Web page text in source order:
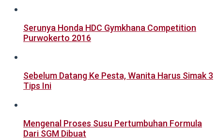
Serunya Honda HDC Gymkhana Competition
Purwokerto 2016
Sebelum Datang Ke Pesta, Wanita Harus Simak 3
Tips Ini
Mengenal Proses Susu Pertumbuhan Formula
Dari SGM Dibuat